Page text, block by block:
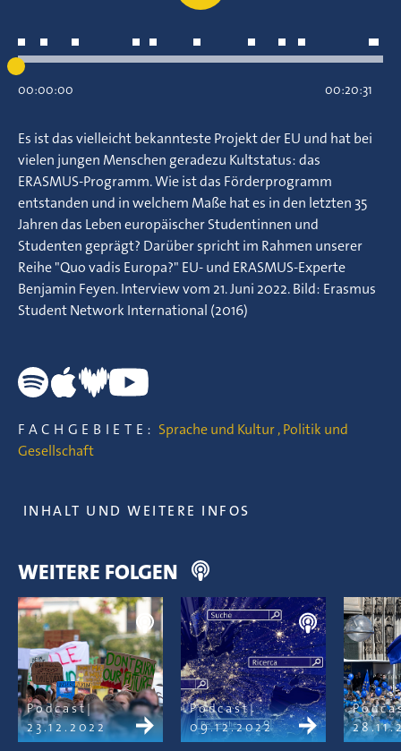
00:00:00 00:20:31
Es ist das vielleicht bekannteste Projekt der EU und hat bei
vielen jungen Menschen geradezu Kultstatus: das
ERASMUS-Programm. Wie ist das Förderprogramm
entstanden und in welchem Maße hat es in den letzten 35
Jahren das Leben europäischer Studentinnen und
Studenten geprägt? Darüber spricht im Rahmen unserer
Reihe "Quo vadis Europa?" EU- und ERASMUS-Experte
Benjamin Feyen. Interview vom 21. Juni 2022. Bild: Erasmus
Student Network International (2016)
FACHGEBIETE: Sprache und Kultur,Politik und
Gesellschaft
INHALT UND WEITERE INFOS
WEITERE FOLGEN
Podcast
23.12.2022
Podcast
09.12.2022